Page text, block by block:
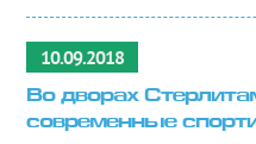
10.09.2018
Во дворах
современные